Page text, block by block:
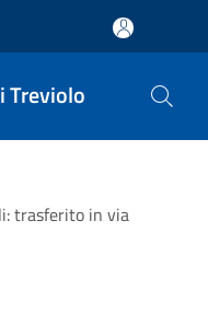
Treviolo
trasferito in via